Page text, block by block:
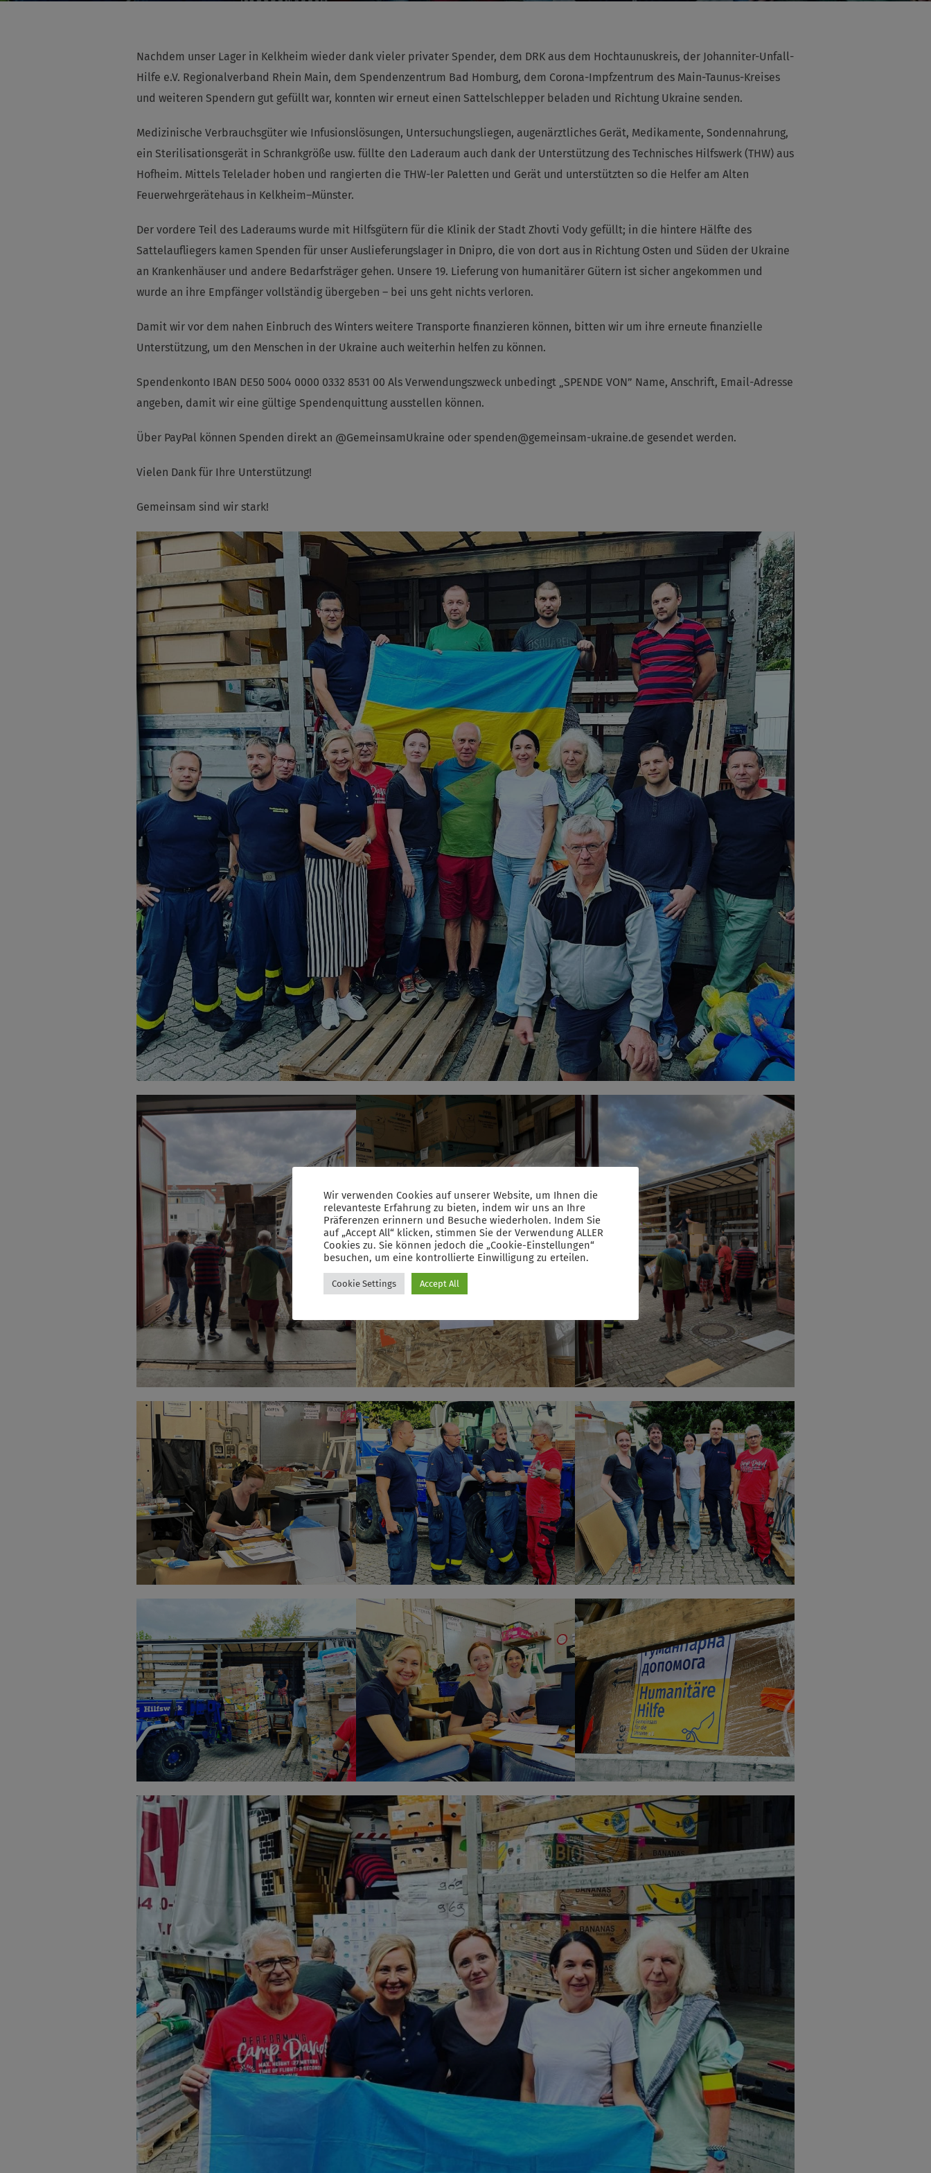
Nachdem unser Lager in Kelkheim wieder dank vieler privater Spender, dem DRK aus dem Hochtaunuskreis, der Johanniter-Unfall-
Hilfe e.V. Regionalverband Rhein Main, dem Spendenzentrum Bad Homburg, dem Corona-Impfzentrum des Main-Taunus-Kreises
und weiteren Spendern gut gefüllt war, konnten wir erneut einen Sattelschlepper beladen und Richtung Ukraine senden.
Medizinische Verbrauchsgüter wie Infusionslösungen, Untersuchungsliegen, augenärztliches Gerät, Medikamente, Sondennahrung,
ein Sterilisationsgerät in Schrankgröße usw. füllte den Laderaum auch dank der Unterstützung des Technisches Hilfswerk (THW) aus
Hofheim. Mittels Telelader hoben und rangierten die THW-ler Paletten und Gerät und unterstützten so die Helfer am Alten
Feuerwehrgerätehaus in Kelkheim–Münster.
Der vordere Teil des Laderaums wurde mit Hilfsgütern für die Klinik der Stadt Zhovti Vody gefüllt; in die hintere Hälfte des
Sattelaufliegers kamen Spenden für unser Auslieferungslager in Dnipro, die von dort aus in Richtung Osten und Süden der Ukraine
an Krankenhäuser und andere Bedarfsträger gehen. Unsere 19. Lieferung von humanitärer Gütern ist sicher angekommen und
wurde an ihre Empfänger vollständig übergeben – bei uns geht nichts verloren.
Damit wir vor dem nahen Einbruch des Winters weitere Transporte finanzieren können, bitten wir um ihre erneute finanzielle
Unterstützung, um den Menschen in der Ukraine auch weiterhin helfen zu können.
Spendenkonto IBAN DE50 5004 0000 0332 8531 00 Als Verwendungszweck unbedingt „SPENDE VON” Name, Anschrift, Email-Adresse
angeben, damit wir eine gültige Spendenquittung ausstellen können.
Über PayPal können Spenden direkt an @GemeinsamUkraine oder spenden@gemeinsam-ukraine.de gesendet werden.
Vielen Dank für Ihre Unterstützung!
Gemeinsam sind wir stark!
Wir verwenden Cookies auf unserer Website, um Ihnen die
relevanteste Erfahrung zu bieten, indem wir uns an Ihre
Präferenzen erinnern und Besuche wiederholen. Indem Sie
auf „Accept All“ klicken, stimmen Sie der Verwendung ALLER
Cookies zu. Sie können jedoch die „Cookie-Einstellungen“
besuchen, um eine kontrollierte Einwilligung zu erteilen.
Cookie Settings Accept All